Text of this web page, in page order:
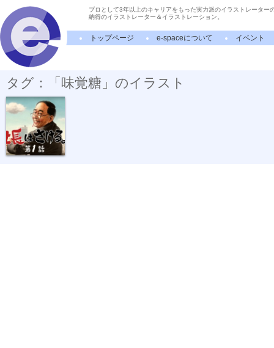
プロとして3年以上のキャリアをもった実力派のイラストレーター
納得のイラストレーター＆イラストレーション。
トップページ e-spaceについて イベント
タグ：「味覚糖」のイラスト
味覚糖「さけ...